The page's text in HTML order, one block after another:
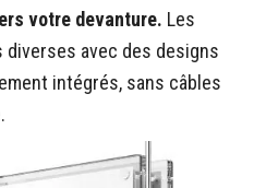
votre devanture. Les
avec des designs
intégrés, sans câbles